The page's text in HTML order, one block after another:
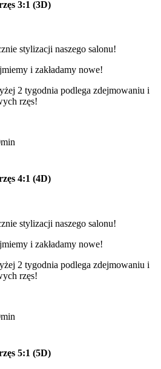
3:1 (3D)
stylizacji naszego salonu!
i zakładamy nowe!
2 tygodnia podlega zdejmowaniu i
rzęs!
4:1 (4D)
stylizacji naszego salonu!
i zakładamy nowe!
2 tygodnia podlega zdejmowaniu i
rzęs!
5:1 (5D)